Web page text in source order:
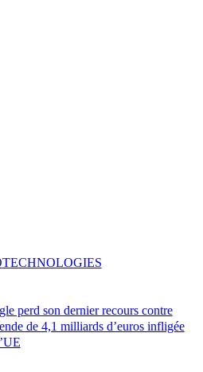
perd son dernier recours contre
de 4,1 milliards d’euros infligée
TECHNOLOGIES